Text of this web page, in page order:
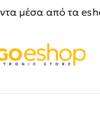
μέσα από τα